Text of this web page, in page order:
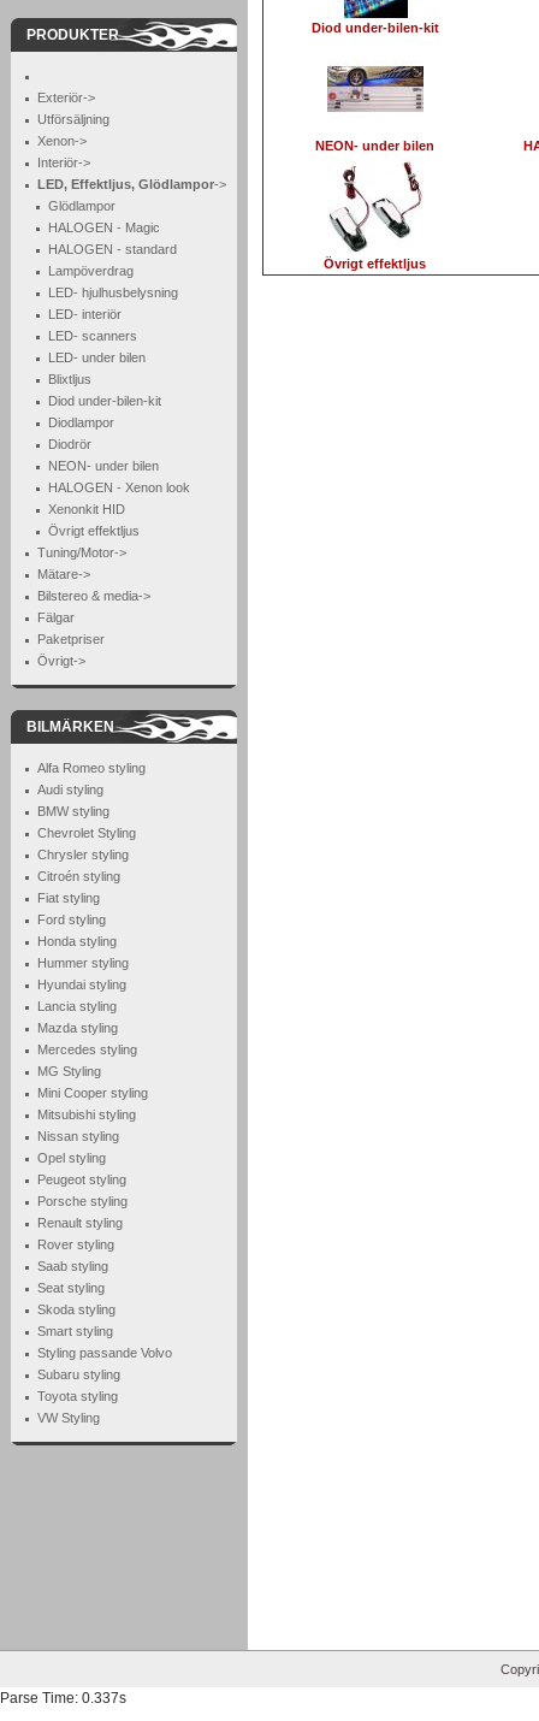
PRODUKTER
Exteriör->
Utförsäljning
Xenon->
Interiör->
LED, Effektljus, Glödlampor->
Glödlampor
HALOGEN - Magic
HALOGEN - standard
Lampöverdrag
LED- hjulhusbelysning
LED- interiör
LED- scanners
LED- under bilen
Blixtljus
Diod under-bilen-kit
Diodlampor
Diodrör
NEON- under bilen
HALOGEN - Xenon look
Xenonkit HID
Övrigt effektljus
Tuning/Motor->
Mätare->
Bilstereo & media->
Fälgar
Paketpriser
Övrigt->
BILMÄRKEN
Alfa Romeo styling
Audi styling
BMW styling
Chevrolet Styling
Chrysler styling
Citroén styling
Fiat styling
Ford styling
Honda styling
Hummer styling
Hyundai styling
Lancia styling
Mazda styling
Mercedes styling
MG Styling
Mini Cooper styling
Mitsubishi styling
Nissan styling
Opel styling
Peugeot styling
Porsche styling
Renault styling
Rover styling
Saab styling
Seat styling
Skoda styling
Smart styling
Styling passande Volvo
Subaru styling
Toyota styling
VW Styling
Diod under-bilen-kit
NEON- under bilen
Övrigt effektljus
Parse Time: 0.337s